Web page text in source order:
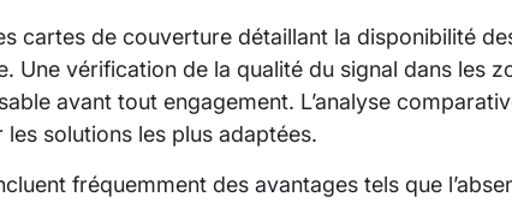
cartes de couverture détaillant la disponibilité
Une vérification de la qualité du signal dans les
avant tout engagement. L’analyse
solutions les plus adaptées.
fréquemment des avantages tels que